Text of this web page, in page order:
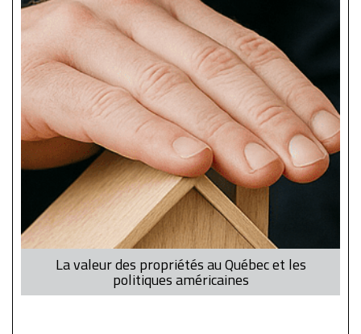
La valeur des propriétés au Québec et les
politiques américaines